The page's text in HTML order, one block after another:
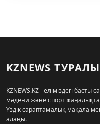
KZNEWS ТУРАЛЫ
KZNEWS.KZ - еліміздегі басты
мәдени және спорт
Үздік сараптамалық мақала
алаңы.